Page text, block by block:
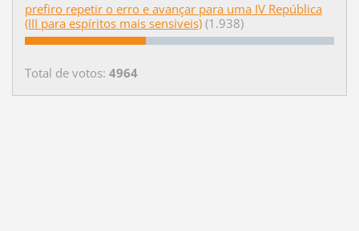
prefiro repetir o erro e avançar para uma IV República
(III para espíritos mais sensiveis) (1.938)
Total de votos: 4964